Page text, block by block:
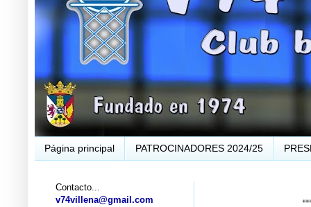
Página principal PATROCINADORES 2024/25
... CLUB
Contacto...
v74villena@gmail.com